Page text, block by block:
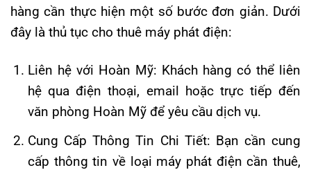
hàng cần thực hiện một số bước đơn giản. Dưới
đây là thủ tục cho thuê máy phát điện:
Liên hệ với Hoàn Mỹ: Khách hàng có thể liên
hệ qua điện thoại, email hoặc trực tiếp đến
văn phòng Hoàn Mỹ để yêu cầu dịch vụ.
Cung Cấp Thông Tin Chi Tiết: Bạn cần cung
cấp thông tin về loại máy phát điện cần thuê,